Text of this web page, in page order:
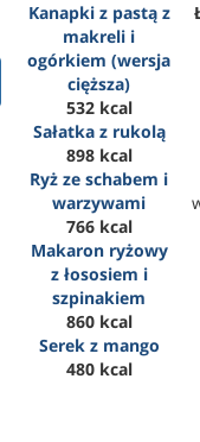
Kanapki z pastą z
makreli i
ogórkiem (wersja
cięższa)
532 kcal
Sałatka z rukolą
898 kcal
Ryż ze schabem i
warzywami
766 kcal
Makaron ryżowy
z łososiem i
szpinakiem
860 kcal
Serek z mango
480 kcal